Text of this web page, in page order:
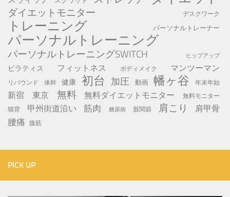
ダイエットモニター デスクワーク
トレーニング パーソナルトレーナー
パーソナルトレーニング
パーソナルトレーニングSWITCH ヒップアップ
ピラティス フィットネス ボディメイク マンツーマン
リバウンド 体幹 健康 初台 加圧 動画 幡ヶ谷 年末年始
新宿 東京 無料 無料ダイエットモニター
無料モニター
猫背
甲州街道沿い 筋肉 糖尿病 股関節 肩こり 肩甲骨
腰痛 腹筋
PICK UP